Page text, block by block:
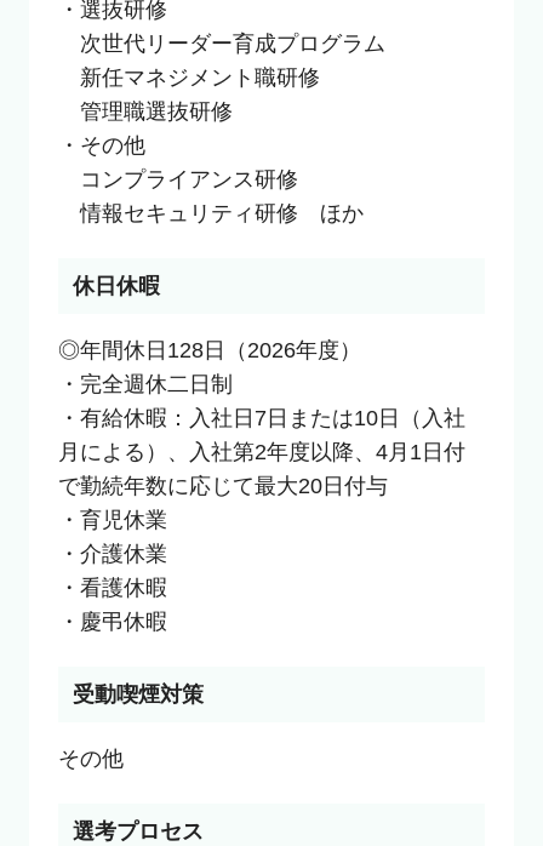
・選抜研修
次世代リーダー育成プログラム
新任マネジメント職研修
管理職選抜研修
・その他
コンプライアンス研修
情報セキュリティ研修　ほか
休日休暇
◎年間休日128日（2026年度）
・完全週休二日制
・有給休暇：入社日7日または10日（入社
月による）、入社第2年度以降、4月1日付
で勤続年数に応じて最大20日付与
・育児休業
・介護休業
・看護休暇
・慶弔休暇
受動喫煙対策
その他
選考プロセス